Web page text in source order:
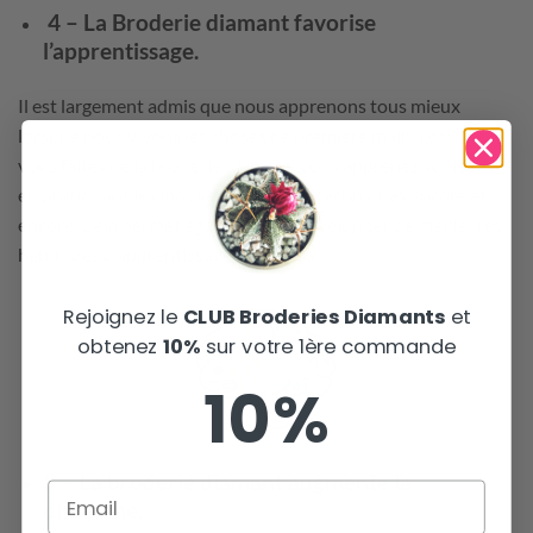
4 – La Broderie diamant favorise
l’apprentissage.
Il est largement admis que nous apprenons tous mieux
lorsque nous vivons les choses de première main. Lorsque
vous faites de la broderie diamant, vous apprenez sur le tas
en pratiquant les mouvements et les techniques encore et
encore. Cela permet également de développer de meilleures
habitudes d’apprentissage en général.
5 – La broderie diamant augmente la
discipline.
Rejoignez le CLUB Broderies Diamantset
obtenez 10% sur votre 1ère commande
10%